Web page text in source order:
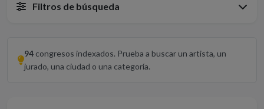
Filtros de búsqueda
94 congresos indexados. Prueba a buscar un artista, un
jurado, una ciudad o una categoría.